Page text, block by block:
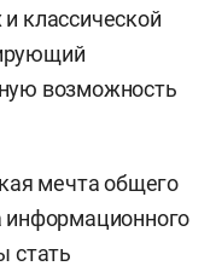
классической
возможность
мечта общего
информационного
стать